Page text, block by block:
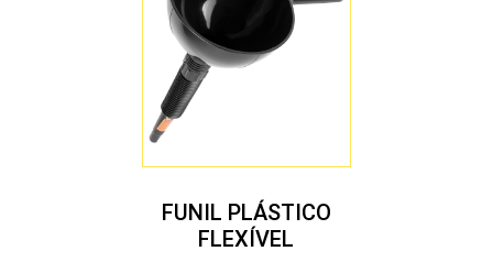
FUNIL PLÁSTICO
FLEXÍVEL